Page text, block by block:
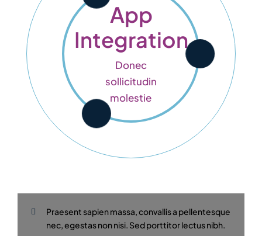
App
Integration
Donec
sollicitudin
molestie
Praesent sapien massa, convallis a pellentesque
nec, egestas non nisi. Sed porttitor lectus nibh.